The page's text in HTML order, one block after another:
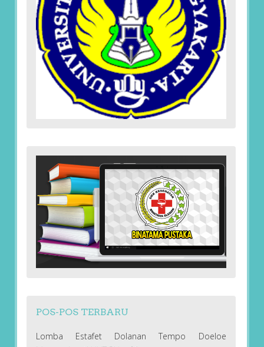
POS-POS TERBARU
Lomba Estafet Dolanan Tempo Doeloe